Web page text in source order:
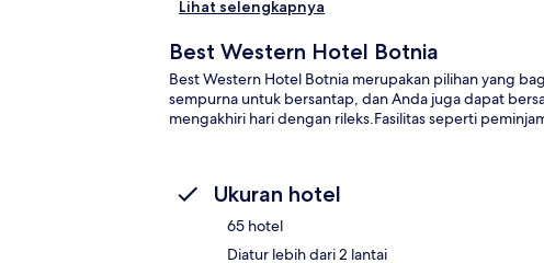
Lihat selengkapnya
Best Western Hotel Botnia
Best Western Hotel Botnia merupakan pilihan yang
sempurna untuk bersantap, dan Anda juga dapat
mengakhiri hari dengan rileks.Fasilitas seperti
Ukuran hotel
65 hotel
Diatur lebih dari 2 lantai